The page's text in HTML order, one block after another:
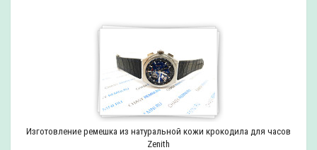
Изготовление ремешка из натуральной кожи крокодила для часов
Zenith